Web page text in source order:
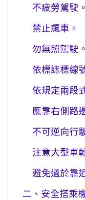
不疲勞駕駛。
禁止飆車。
勿無照駕駛。
依標誌標線
依規定兩段
應靠右側路
不可逆向行
注意大型車
避免過於靠
二、安全搭乘